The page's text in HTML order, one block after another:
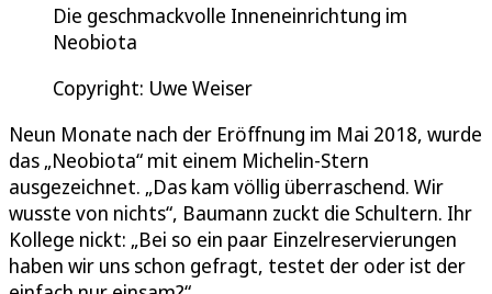
Die geschmackvolle Inneneinrichtung im
Neobiota
Copyright: Uwe Weiser
Neun Monate nach der Eröffnung im Mai 2018, wurde
das „Neobiota“ mit einem Michelin-Stern
ausgezeichnet. „Das kam völlig überraschend. Wir
wusste von nichts“, Baumann zuckt die Schultern. Ihr
Kollege nickt: „Bei so ein paar Einzelreservierungen
haben wir uns schon gefragt, testet der oder ist der